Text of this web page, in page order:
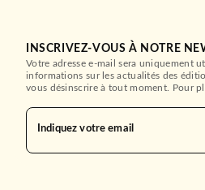
INSCRIVEZ-VOUS À NOTRE
Votre adresse e-mail sera uniquement
informations sur les actualités des
vous désinscrire à tout moment. Pour
Indiquez votre email